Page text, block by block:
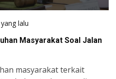
lalu
Masyarakat Soal Jalan
masyarakat terkait